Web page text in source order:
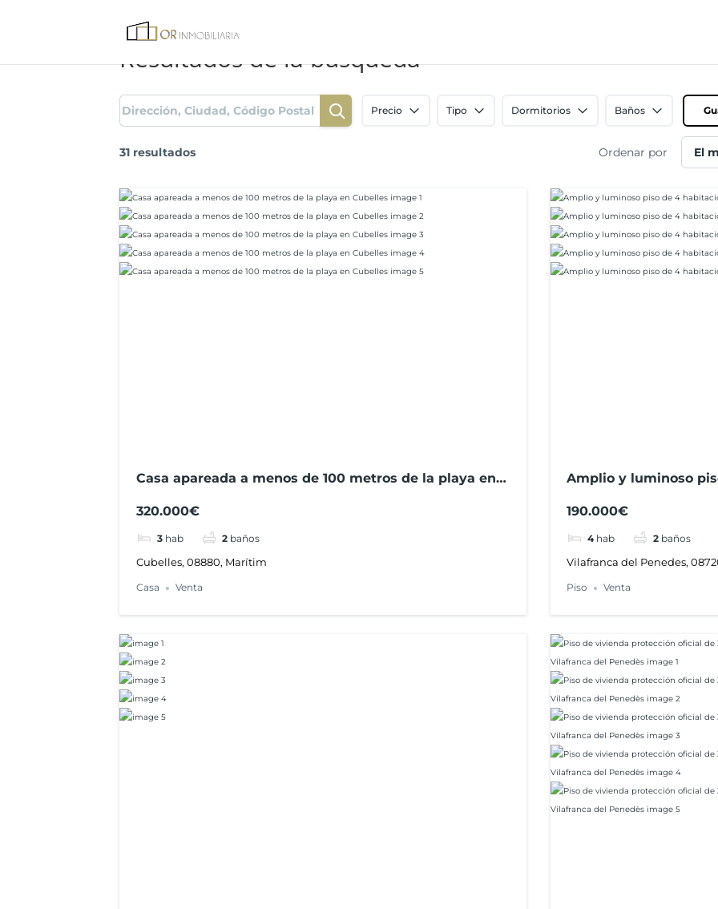
Resultados de la búsqueda
Precio Tipo Dormitorios Baños
31 resultados Ordenar por
Casa apareada a menos de 100 metros de la playa en
320.000€
3 hab 2 baños
Cubelles, 08880, Marítim
Casa Venta
Amplio y luminoso
190.000€
4 hab 2 baños
Vilafranca del Penedes,
Piso Venta